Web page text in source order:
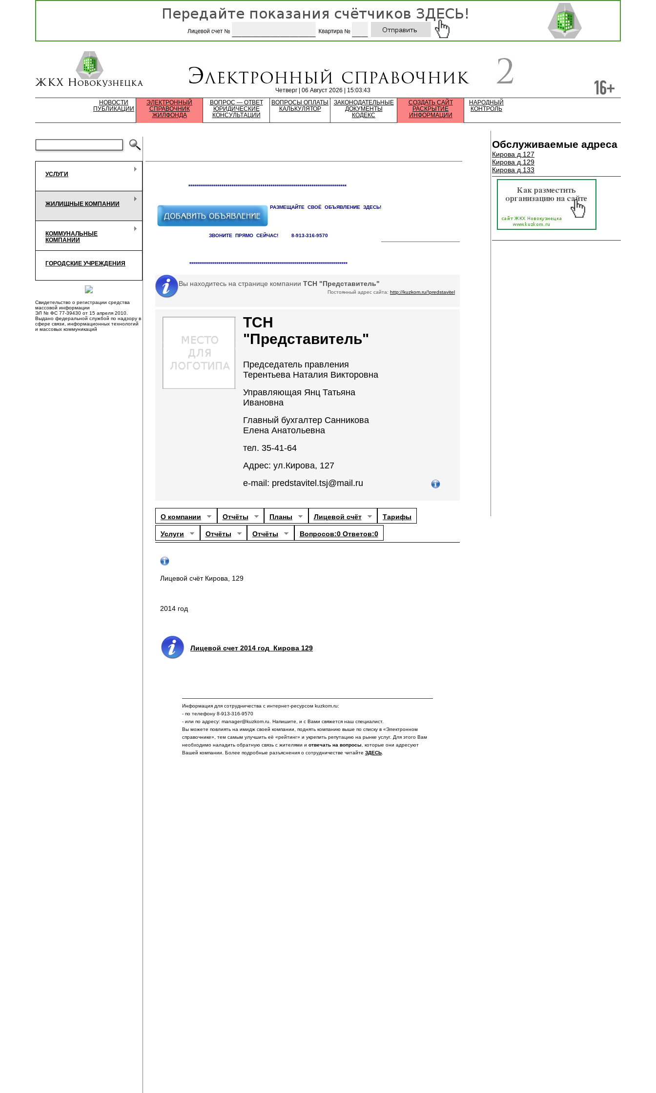
Четверг | 06 Август 2026 | 15:03:43
НОВОСТИ
ПУБЛИКАЦИИ
ЭЛЕКТРОННЫЙ
СПРАВОЧНИК
ЖИЛФОНДА
ВОПРОС — ОТВЕТ
ЮРИДИЧЕСКИЕ
КОНСУЛЬТАЦИИ
ВОПРОСЫ ОПЛАТЫ
КАЛЬКУЛЯТОР
ЗАКОНОДАТЕЛЬНЫЕ
ДОКУМЕНТЫ
КОДЕКС
СОЗДАТЬ САЙТ
РАСКРЫТИЕ
ИНФОРМАЦИИ
НАРОДНЫЙ
КОНТРОЛЬ
УСЛУГИ
ЖИЛИЩНЫЕ КОМПАНИИ
КОММУНАЛЬНЫЕ
КОМПАНИИ
ГОРОДСКИЕ УЧРЕЖДЕНИЯ
Свидетельство о регистрации средства
массовой информации
ЭЛ № ФС 77-39430 от 15 апреля 2010.
Выдано федеральной службой по надзору в
сфере связи, информационных технологий
и массовых коммуникаций
*********************************************************************************
РАЗМЕЩАЙТЕ СВОЁ ОБЪЯВЛЕНИЕ ЗДЕСЬ!
ЗВОНИТЕ ПРЯМО СЕЙЧАС! 8-913-316-9570
*********************************************************************************
Вы находитесь на странице компании ТСН "Представитель"
Постоянный адрес сайта: http://kuzkom.ru/!predstavitel
ТСН
"Представитель"
Председатель правления
Терентьева Наталия Викторовна
Управляющая Янц Татьяна
Ивановна
Главный бухгалтер Санникова
Елена Анатольевна
тел. 35-41-64
Адрес: ул.Кирова, 127
e-mail: predstavitel.tsj@mail.ru
О компании Отчёты Планы Лицевой счёт Тарифы
Услуги Отчёты Отчёты Вопросов:0 Ответов:0
Лицевой счёт Кирова, 129
2014 год
Лицевой счет 2014 год_Кирова 129
Информация для сотрудничества с интернет-ресурсом kuzkom.ru:
- по телефону 8-913-316-9570
- или по адресу: manager@kuzkom.ru. Напишите, и с Вами свяжется наш специалист.
Вы можете повлиять на имидж своей компании, поднять компанию выше по списку в «Электронном
справочнике», тем самым улучшить её «рейтинг» и укрепить репутацию на рынке услуг. Для этого Вам
необходимо наладить обратную связь с жителями и отвечать на вопросы , которые они адресуют
Вашей компании. Более подробные разъяснения о сотрудничестве читайте ЗДЕСЬ
Обслуживаемые адреса
Кирова д.127
Кирова д.129
Кирова д.133